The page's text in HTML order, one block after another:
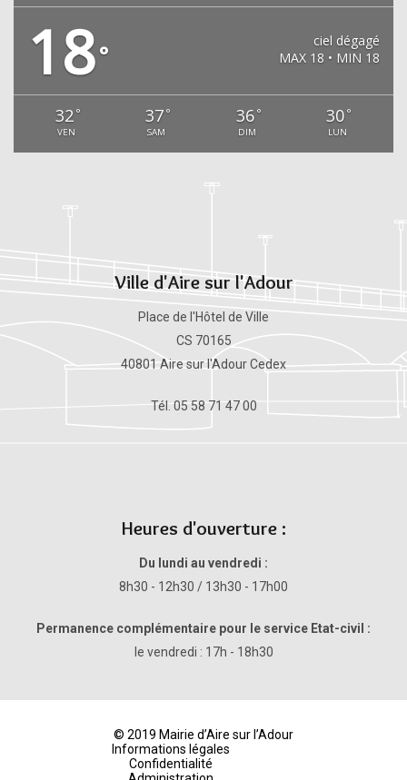
18°
ciel dégagé
MAX 18 • MIN 18
32 °
VEN
37 °
SAM
36 °
DIM
30 °
LUN
Ville d'Aire sur l'Adour
Place de l'Hôtel de Ville
CS 70165
40801 Aire sur l'Adour Cedex
Tél. 05 58 71 47 00
Heures d'ouverture :
Du lundi au vendredi :
8h30 - 12h30 / 13h30 - 17h00
Permanence complémentaire pour le service Etat-civil :
le vendredi : 17h - 18h30
© 2019 Mairie d’Aire sur l’Adour
Informations légales
Confidentialité